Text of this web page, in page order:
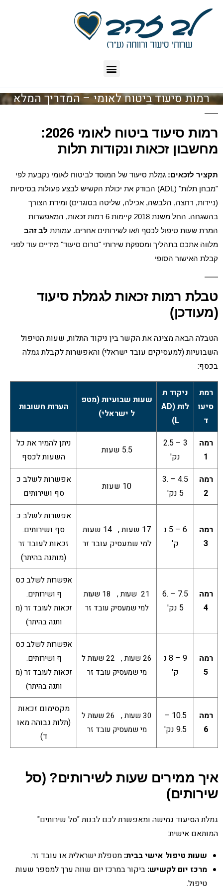
רמות סיעוד ביטוח לאומי – המדריך המלא
רמות סיעוד ביטוח לאומי 2026:
מחשבון זכאות ונקודות תלות
תקציר לזכאים: גמלת סיעוד של המוסד לביטוח לאומי נקבעת לפי
"מבחן תלות" (ADL) הבודק את יכולת הקשיש לבצע פעולות בסיסיות
(ניידות, רחצה, הלבשה, אכילה, שליטה בסוגרים) ומידת הצורך
בהשגחה. החל משנת 2018 קיימות 6 רמות זכאות, המאפשרות
המרת שעות טיפול לכסף ו/או לשירותים אחרים. עמותת לב זהב
מלווה אתכם בתהליך ומספקת שירותי "טרום סיעוד" מידיים עוד לפני
קבלת האישור הסופי
טבלת רמות זכאות לגמלת סיעוד
(מעודכן)
הטבלה הבאה מציגה את הקשר בין ניקוד התלות, שעות הטיפול
השבועיות (למעסיקים עובד ישראלי) והאפשרות לקבלת גמלה
בכסף:
רמת
סיעו
ד
ניקוד ת
לות (AD
L)
שעות שבועיות (מטפ
ל ישראלי)
הערות חשובות
רמה
1
3 – 2.5
נק'
5.5 שעות
ניתן להמיר את כל
השעות לכסף
רמה
2
4.5 – 3.
5 נק'
10 שעות
אפשרות לשלב כ
סף ושירותים
רמה
3
6 – 5 נ
ק'
17 שעות , 14 שעות
למי שמעסיק עובד זר
אפשרות לשלב כ
סף ושירותים.
זכאות לעובד זר
(מותנה בהיתר)
רמה
4
7.5 – 6.
5 נק'
21 שעות , 18 שעות
למי שמעסיק עובד זר
אפשרות לשלב כס
ף ושירותים.
זכאות לעובד זר (מ
ותנה בהיתר)
רמה
5
9 – 8 נ
ק'
26 שעות , 22 שעות ל
מי שמעסיק עובד זר
אפשרות לשלב כס
ף ושירותים.
זכאות לעובד זר (מ
ותנה בהיתר)
רמה
6
10.5 –
9.5 נק'
30 שעות , 26 שעות ל
מי שמעסיק עובד זר
מקסימום זכאות
(תלות גבוהה מאו
ד)
איך ממירים שעות לשירותים? (סל
שירותים)
גמלת הסיעוד גמישה ומאפשרת לכם לבנות "סל שירותים"
המותאם אישית:
שעות טיפול אישי בבית: מטפלת ישראלית או עובד זר.
מרכז יום לקשיש: ביקור במרכז יום שווה ערך למספר שעות
טיפול.